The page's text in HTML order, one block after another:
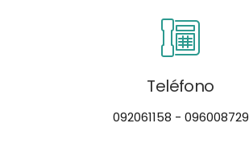
Teléfono
092061158 - 096008729